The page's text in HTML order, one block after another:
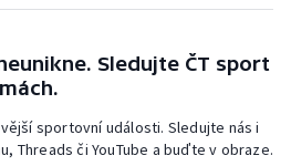
Sledujte ČT sport
sportovní události. Sledujte nás i
Threads či YouTube a buďte v obraze.